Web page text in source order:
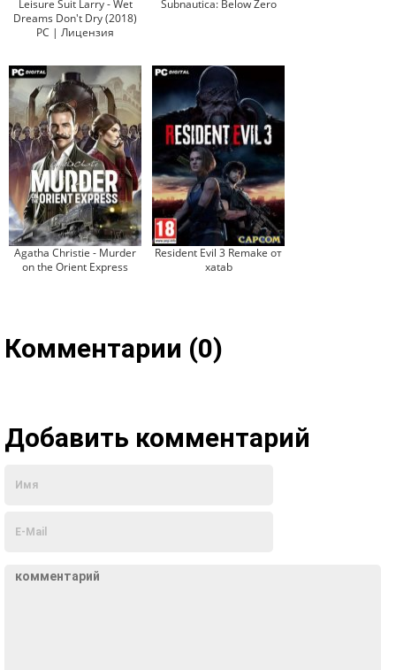
Leisure Suit Larry - Wet
Dreams Don't Dry (2018)
PC | Лицензия
Subnautica: Below Zero
Agatha Christie - Murder
on the Orient Express
Resident Evil 3 Remake от
xatab
Комментарии (0)
Добавить комментарий